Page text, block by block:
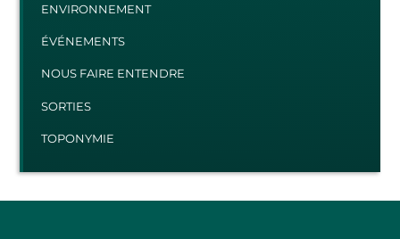
ENVIRONNEMENT
ÉVÉNEMENTS
NOUS FAIRE ENTENDRE
SORTIES
TOPONYMIE